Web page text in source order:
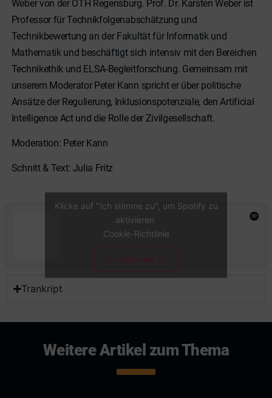
Weber von der OTH Regensburg. Prof. Dr. Karsten Weber ist
Professor für Technikfolgenabschätzung und
Technikbewertung an der Fakultät für Informatik und
Mathematik und beschäftigt sich intensiv mit den Bereichen
Technikethik und ELSA-Begleitforschung. Gemeinsam mit
unserem Moderator Peter Kann spricht er über politische
Ansätze der Regulierung, Inklusionspotenziale, den Artificial
Intelligence Act und die Rolle der Zivilgesellschaft.
Moderation: Peter Kann
Schnitt & Text: Julia Fritz
Klicke auf "Ich stimme zu", um Spotify zu
aktivieren
Cookie-Richtlinie
Ich stimme zu
Trankript
Weitere Artikel zum Thema